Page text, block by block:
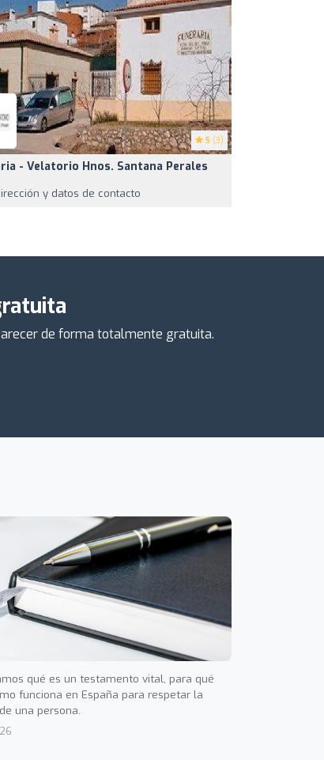
5 (3)
- Velatorio Hnos. Santana Perales
y datos de contacto
de forma totalmente gratuita.
qué es un testamento vital, para qué
funciona en España para respetar la
una persona.